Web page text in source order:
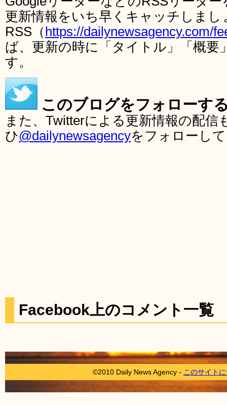
更新情報をいち早くキャッチしま
RSS（ https://dailynewsagency.com/
ば、更新の時に「タイトル」「概要
す。
このブログをフォローす
また、Twitterによる更新情報の配
ひ@dailynewsagencyをフォローし
Facebook上のコメント一覧
©2010 Daily News Agency - このサイト